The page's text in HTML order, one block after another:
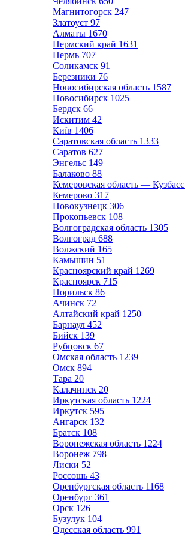
Магнитогорск 247
Златоуст 97
Алматы 1670
Пермский край 1631
Пермь 707
Соликамск 91
Березники 76
Новосибирская область 1587
Новосибирск 1025
Бердск 66
Искитим 42
Київ 1406
Саратовская область 1333
Саратов 627
Энгельс 149
Балаково 88
Кемеровская область — Кузбасс
Кемерово 317
Новокузнецк 306
Прокопьевск 108
Волгоградская область 1305
Волгоград 688
Волжский 165
Камышин 51
Красноярский край 1269
Красноярск 715
Норильск 86
Ачинск 72
Алтайский край 1250
Барнаул 452
Бийск 139
Рубцовск 67
Омская область 1239
Омск 894
Тара 20
Калачинск 20
Иркутская область 1224
Иркутск 595
Ангарск 132
Братск 108
Воронежская область 1224
Воронеж 798
Лиски 52
Россошь 43
Оренбургская область 1168
Оренбург 361
Орск 126
Бузулук 104
Одесская область 991